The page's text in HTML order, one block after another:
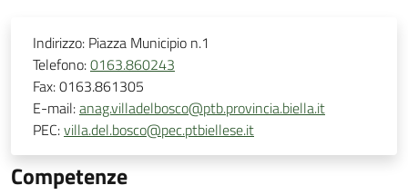
Indirizzo: Piazza Municipio n.1
Telefono:0163.860243
Fax:0163.861305
E-mail:anag.villadelbosco@ptb.provincia.biella.it
PEC:villa.del.bosco@pec.ptbiellese.it
Competenze